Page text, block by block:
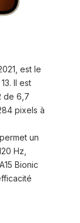
est le
Il est
de 6,7
pixels à
un
Hz,
Bionic